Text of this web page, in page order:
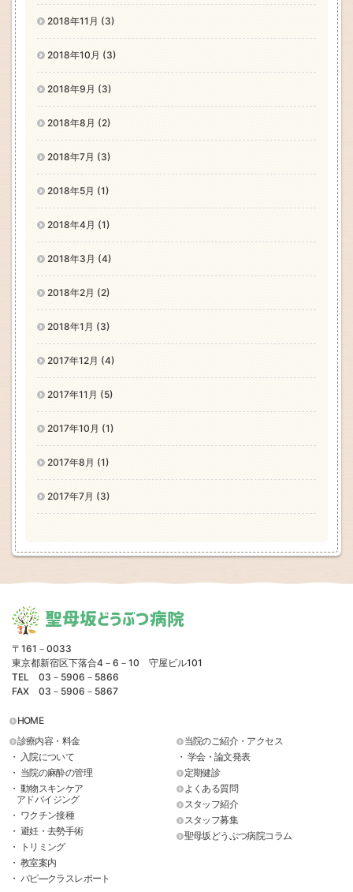
2018年11月 (3)
2018年10月 (3)
2018年9月 (3)
2018年8月 (2)
2018年7月 (3)
2018年5月 (1)
2018年4月 (1)
2018年3月 (4)
2018年2月 (2)
2018年1月 (3)
2017年12月 (4)
2017年11月 (5)
2017年10月 (1)
2017年8月 (1)
2017年7月 (3)
聖母坂どうぶつ病院
〒161－0033
東京都新宿区下落合4－6－10 守屋ビル101
TEL 03－5906－5866
FAX 03－5906－5867
HOME
診療内容・料金
・ 入院について
・ 当院の麻酔の管理
・ 動物スキンケア
アドバイジング
・ ワクチン接種
・ 避妊・去勢手術
・ トリミング
・ 教室案内
・ パピ―クラスレポート
当院のご紹介・アクセス
・ 学会・論文発表
定期健診
よくある質問
スタッフ紹介
スタッフ募集
聖母坂どうぶつ病院コラム